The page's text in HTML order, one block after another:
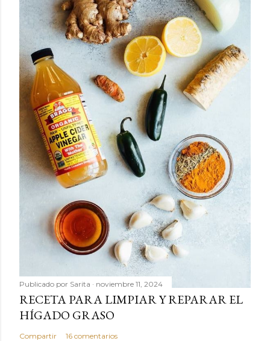
Publicado por Sarita noviembre 11, 2024
RECETA PARA LIMPIAR Y REPARAR EL
HÍGADO GRASO
Compartir 16 comentarios